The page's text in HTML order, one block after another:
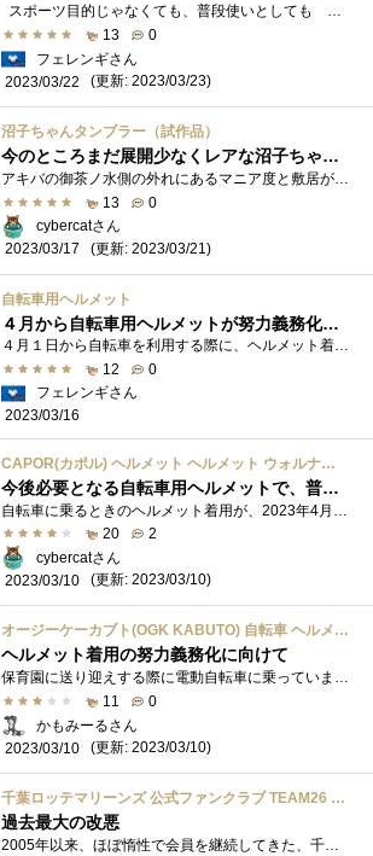
スポーツ目的じゃなくても、普段使いとしても コレクターズアイテムとしても とても身近な自転車。 今週のコレクション4月からヘルメッ�...
13
0
フェレンギさん
2023/03/22
(更新: 2023/03/23)
沼子ちゃんタンブラー（試作品）
今のところまだ展開少なくレアな沼子ちゃんのノベルティグッズの、さらにレアなワンオフ試作品
アキバの御茶ノ水側の外れにあるマニア度と敷居が高いPCショップ、オリオスペック（位置的には秋葉原駅から見て国道17号線を渡ってしまってお�...
13
0
cybercatさん
2023/03/17
(更新: 2023/03/21)
自転車用ヘルメット
４月から自転車用ヘルメットが努力義務化になるよ〜です
４月１日から自転車を利用する際に、ヘルメット着用が努力義務化されるようです。 罰則を伴わない「努力義務」ですが、すでに通学路では啓蒙...
12
0
フェレンギさん
2023/03/16
CAPOR(カポル) ヘルメット ヘルメット ウォルナット M ダークグレー 154931
今後必要となる自転車用ヘルメットで、普段着から背広までマッチングしそうな「間口の広さ」がある
20
2
cybercatさん
2023/03/10
(更新: 2023/03/10)
オージーケーカブト(OGK KABUTO) 自転車 ヘルメット キャンバスアーバン M/L (57-59㎝) マットブラック
ヘルメット着用の努力義務化に向けて
保育園に送り迎えする際に電動自転車に乗っています。子供２人を乗せて自転車がスリップなどして転倒した場合、子供たちは物凄い衝撃が体に�...
11
0
かもみーるさん
2023/03/10
(更新: 2023/03/10)
千葉ロッテマリーンズ 公式ファンクラブ TEAM26 入会特典品 2023年度版
過去最大の改悪
2005年以来、ほぼ惰性で会員を継続してきた、千葉ロッテマリーンズのオフィシャルファンクラブ「TEAM26」。ここ数年は親の体が不自由になりなか�...